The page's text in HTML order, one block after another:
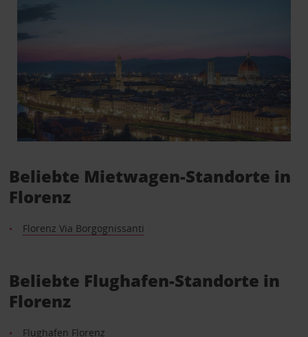
Beliebte Mietwagen-Standorte in
Florenz
Florenz Via Borgognissanti
Beliebte Flughafen-Standorte in
Florenz
Flughafen Florenz